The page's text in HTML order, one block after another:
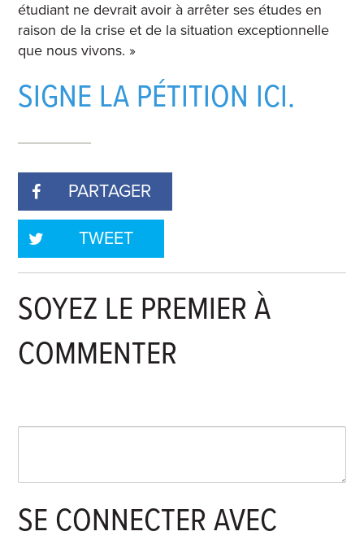
étudiant ne devrait avoir à arrêter ses études en
raison de la crise et de la situation exceptionnelle
que nous vivons. »
SIGNE LA PÉTITION ICI.
PARTAGER
TWEET
SOYEZ LE PREMIER À
COMMENTER
SE CONNECTER AVEC